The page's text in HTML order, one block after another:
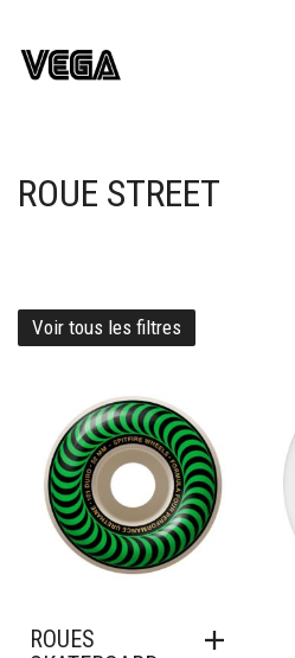
ROUE STREET
Voir tous les filtres
Ajouter à mes favoris
ROUES